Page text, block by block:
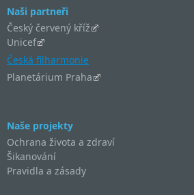
Naši partneři
Český červený kříž
Unicef
Česká filharmonie
Planetárium Praha
Naše projekty
Ochrana života a zdraví
Šikanování
Pravidla a zásady